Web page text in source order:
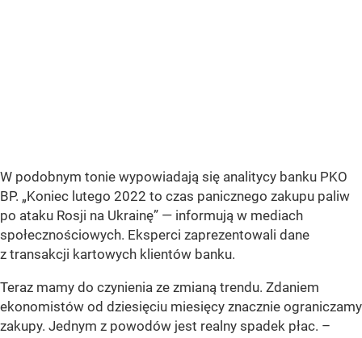
W podobnym tonie wypowiadają się analitycy banku PKO
BP. „Koniec lutego 2022 to czas panicznego zakupu paliw
po ataku Rosji na Ukrainę” — informują w mediach
społecznościowych. Eksperci zaprezentowali dane
z transakcji kartowych klientów banku.
Teraz mamy do czynienia ze zmianą trendu. Zdaniem
ekonomistów od dziesięciu miesięcy znacznie ograniczamy
zakupy. Jednym z powodów jest realny spadek płac. –